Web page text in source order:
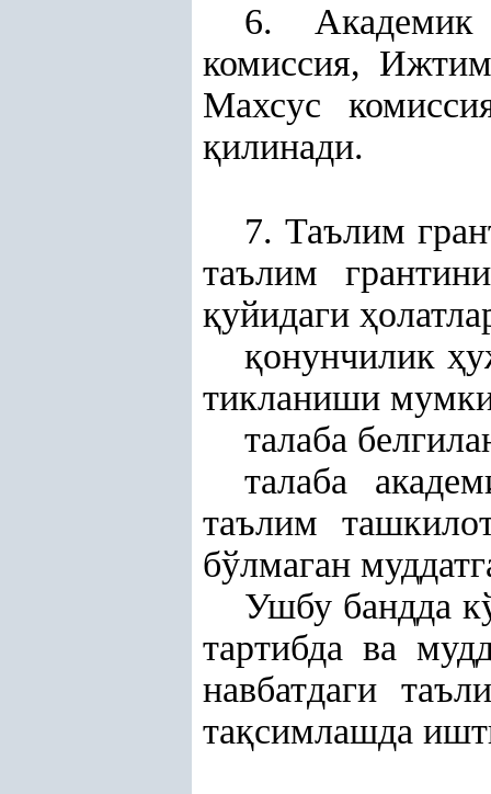
6. Академик
комиссия,
Махсус
қилинади.
7. Таълим
таълим
қуйидаги ҳ
қонунчилик ҳ
тикланиши
талаба
талаба
таълим
бўлмаган
Ушбу бандда
тартибда ва
навбатдаги
тақсимлашда